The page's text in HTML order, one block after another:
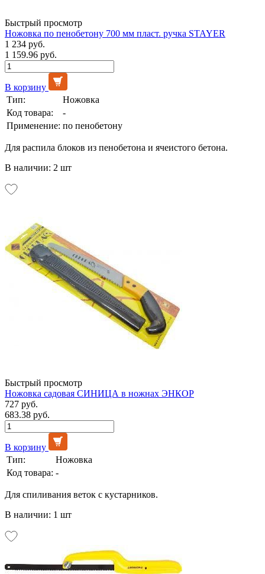
Быстрый просмотр
Ножовка по пенобетону 700 мм пласт. ручка STAYER
1 234 руб.
1 159.96 руб.
В корзину
Тип:
Ножовка
Код товара:
-
Применение: по пенобетону
Для распила блоков из пенобетона и ячеистого бетона.
В наличии: 2 шт
Быстрый просмотр
Ножовка садовая СИНИЦА в ножнах ЭНКОР
727 руб.
683.38 руб.
В корзину
Тип:
Ножовка
Код товара: -
Для спиливания веток с кустарников.
В наличии: 1 шт